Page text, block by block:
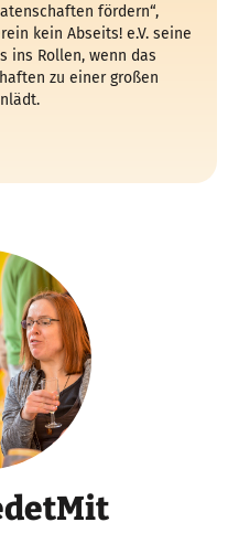
fördern“,
kein Abseits! e.V. seine
ins Rollen, wenn das
zu einer großen